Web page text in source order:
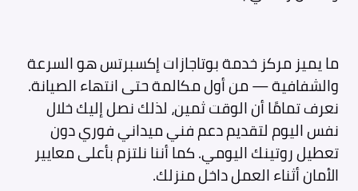
ما يميز مركز خدمة بوتاجازات إكسبرتس هو السرعة
والشفافية — من أول مكالمة حتى انتهاء الصيانة.
نعرف تمامًا أن الوقت ثمين، لذلك نصل إليك خلال
نفس اليوم لتقديم دعم فني ميداني فوري دون
تعطيل روتينك اليومي. كما أننا نلتزم بأعلى معايير
الأمان أثناء العمل داخل منزلك.